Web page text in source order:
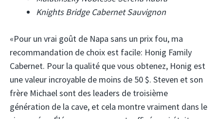
Knights Bridge Cabernet Sauvignon
«Pour un vrai goût de Napa sans un prix fou, ma
recommandation de choix est facile: Honig Family
Cabernet. Pour la qualité que vous obtenez, Honig est
une valeur incroyable de moins de 50 $. Steven et son
frère Michael sont des leaders de troisième
génération de la cave, et cela montre vraiment dans le